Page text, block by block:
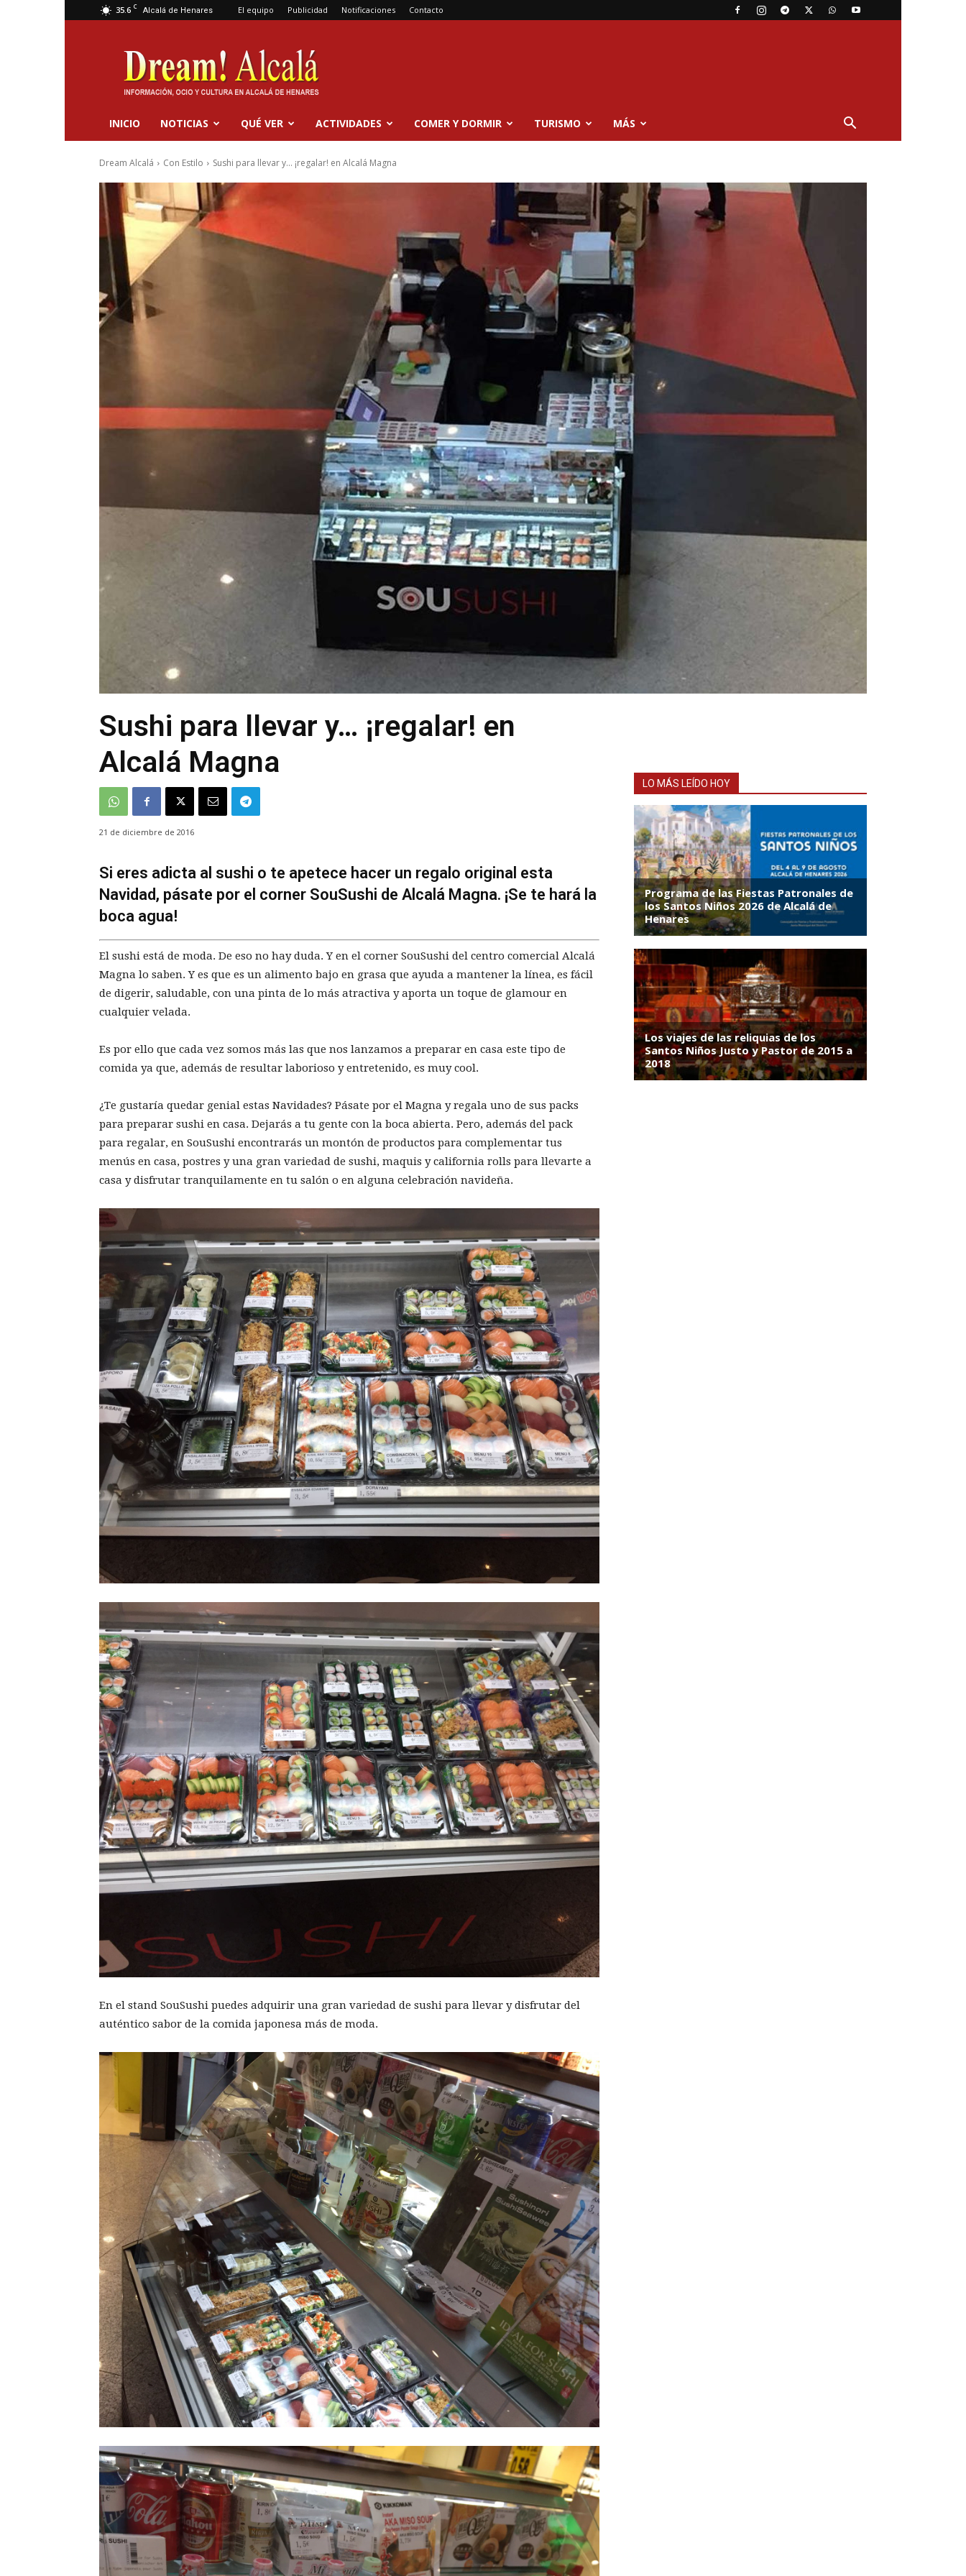
35.6 C Alcalá de Henares El equipo Publicidad Notificaciones Contacto
Dream
Alcalá
INICIO NOTICIAS QUÉ VER ACTIVIDADES COMER Y DORMIR TURISMO MÁS
Dream Alcalá Con Estilo Sushi para llevar y... ¡regalar! en Alcalá Magna
Sushi para llevar y… ¡regalar! en
Alcalá Magna
21 de diciembre de 2016
Si eres adicta al sushi o te apetece hacer un regalo original esta
Navidad, pásate por el corner SouSushi de Alcalá Magna. ¡Se te hará la
boca agua!
El sushi está de moda. De eso no hay duda. Y en el corner SouSushi del centro comercial Alcalá
Magna lo saben. Y es que es un alimento bajo en grasa que ayuda a mantener la línea, es fácil
de digerir, saludable, con una pinta de lo más atractiva y aporta un toque de glamour en
cualquier velada.
Es por ello que cada vez somos más las que nos lanzamos a preparar en casa este tipo de
comida ya que, además de resultar laborioso y entretenido, es muy cool.
¿Te gustaría quedar genial estas Navidades? Pásate por el Magna y regala uno de sus packs
para preparar sushi en casa. Dejarás a tu gente con la boca abierta. Pero, además del pack
para regalar, en SouSushi encontrarás un montón de productos para complementar tus
menús en casa, postres y una gran variedad de sushi, maquis y california rolls para llevarte a
casa y disfrutar tranquilamente en tu salón o en alguna celebración navideña.
En el stand SouSushi puedes adquirir una gran variedad de sushi para llevar y disfrutar del
auténtico sabor de la comida japonesa más de moda.
LO MÁS LEÍDO HOY